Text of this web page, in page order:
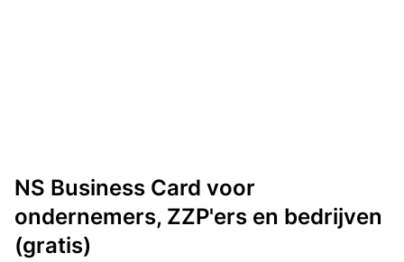
NS Business Card voor
ondernemers, ZZP'ers en bedrijven
(gratis)